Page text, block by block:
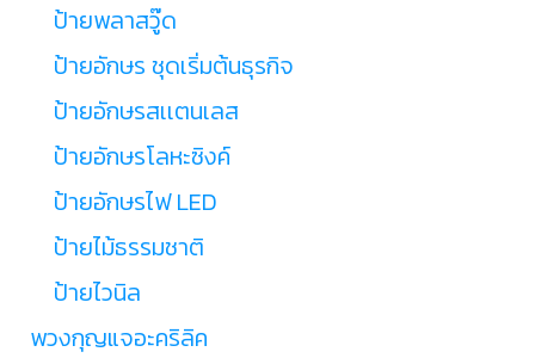
ป้ายพลาสวู๊ด
ป้ายอักษร ชุดเริ่มต้นธุรกิจ
ป้ายอักษรสเเตนเลส
ป้ายอักษรโลหะซิงค์
ป้ายอักษรไฟ LED
ป้ายไม้ธรรมชาติ
ป้ายไวนิล
พวงกุญแจอะคริลิค